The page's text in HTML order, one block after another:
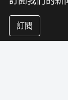
訂閱